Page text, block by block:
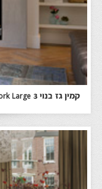
קמין גז בנוי York Large 3